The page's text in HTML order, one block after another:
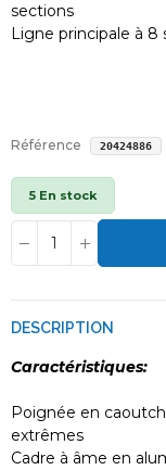
sections
Ligne principale à 8
Référence 20424886
5 En stock
DESCRIPTION
Caractéristiques:
Poignée en
extrêmes
Cadre à âme en